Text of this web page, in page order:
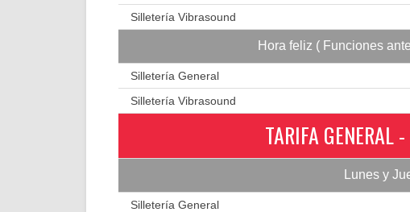
Silletería Vibrasound
Hora feliz ( Funciones
Silletería General
Silletería Vibrasound
TARIFA GENERAL
Lunes y
Silletería General